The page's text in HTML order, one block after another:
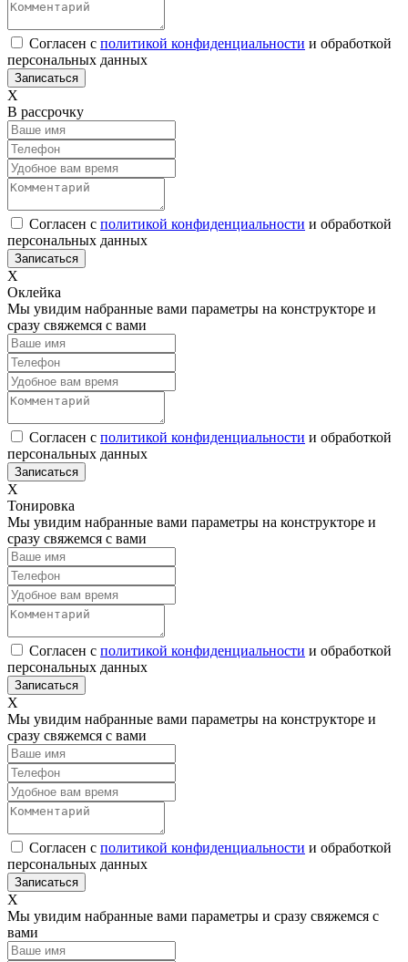
Согласен с политикой конфиденциальности и обработкой
персональных данных
Х
В рассрочку
Согласен с политикой конфиденциальности и обработкой
персональных данных
Х
Оклейка
Мы увидим набранные вами параметры на конструкторе и
сразу свяжемся с вами
Согласен с политикой конфиденциальности и обработкой
персональных данных
Х
Тонировка
Мы увидим набранные вами параметры на конструкторе и
сразу свяжемся с вами
Согласен с политикой конфиденциальности и обработкой
персональных данных
Х
Мы увидим набранные вами параметры на конструкторе и
сразу свяжемся с вами
Согласен с политикой конфиденциальности и обработкой
персональных данных
Х
Мы увидим набранные вами параметры и сразу свяжемся с
вами